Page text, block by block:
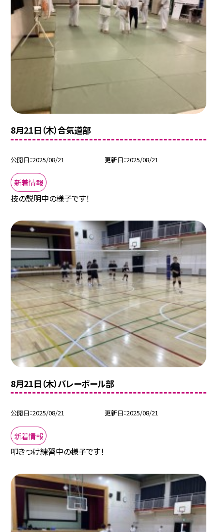
8月21日（木）合気道部
公開日 2025/08/21 更新日 2025/08/21
新着情報
技の説明中の様子です！
8月21日（木）バレーボール部
公開日 2025/08/21 更新日 2025/08/21
新着情報
叩きつけ練習中の様子です！